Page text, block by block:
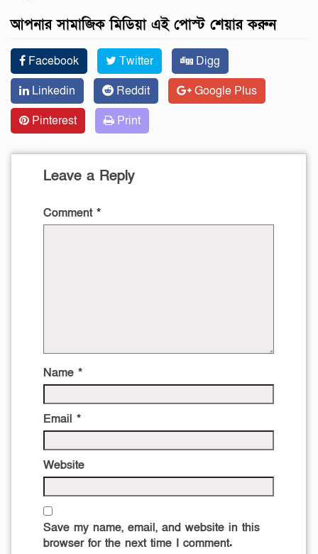
আপনার সামাজিক মিডিয়া এই পোস্ট শেয়ার করুন
Facebook Twitter
Digg
Linkedin
Reddit
Google Plus
Pinterest
Print
Leave a Reply
Comment *
Name *
Email *
Website
Save my name, email, and website in this
browser for the next time I comment.